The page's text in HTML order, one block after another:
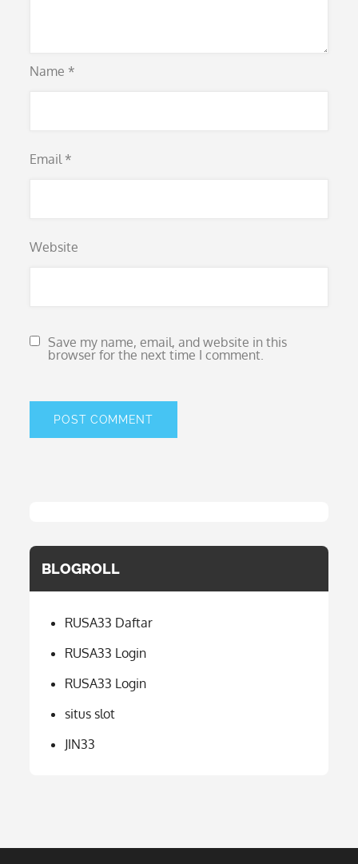
Name *
Email *
Website
Save my name, email, and website in this
browser for the next time I comment.
BLOGROLL
RUSA33 Daftar
RUSA33 Login
RUSA33 Login
situs slot
JIN33